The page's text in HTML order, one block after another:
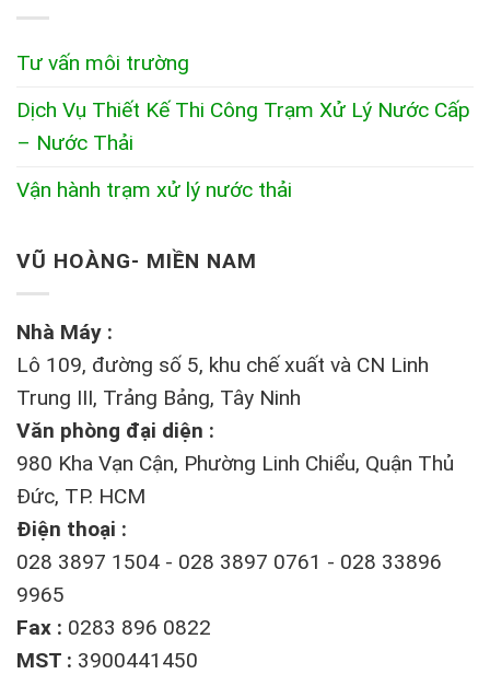
Tư vấn môi trường
Dịch Vụ Thiết Kế Thi Công Trạm Xử Lý Nước Cấp
– Nước Thải
Vận hành trạm xử lý nước thải
VŨ HOÀNG- MIỀN NAM
Nhà Máy :
Lô 109, đường số 5, khu chế xuất và CN Linh
Trung III, Trảng Bảng, Tây Ninh
Văn phòng đại diện :
980 Kha Vạn Cận, Phường Linh Chiểu, Quận Thủ
Đức, TP. HCM
Điện thoại :
028 3897 1504 - 028 3897 0761 - 028 33896
9965
Fax : 0283 896 0822
MST : 3900441450